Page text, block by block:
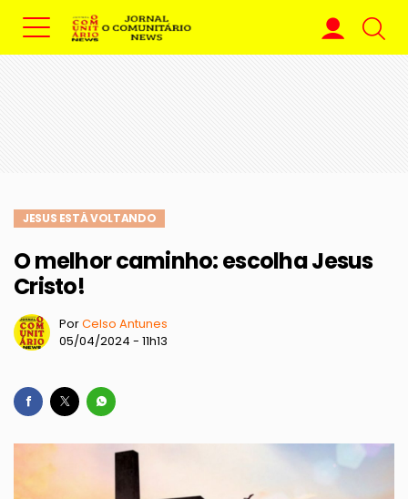
JESUS ESTÁ VOLTANDO
O melhor caminho: escolha Jesus
Cristo!
PorCelso Antunes
05/04/2024 - 11h13